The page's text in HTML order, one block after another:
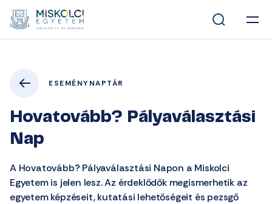
ESEMÉNYNAPTÁR
Hovatovább? Pályaválasztási
Nap
A Hovatovább? Pályaválasztási Napon a Miskolci
Egyetem is jelen lesz. Az érdeklődők megismerhetik az
egyetem képzéseit, kutatási lehetőségeit és pezsgő